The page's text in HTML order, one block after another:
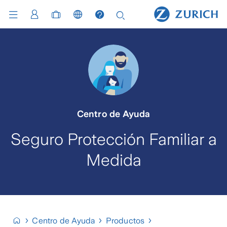
Centro de Ayuda
Seguro Protección Familiar a
Medida
Centro de Ayuda
Productos